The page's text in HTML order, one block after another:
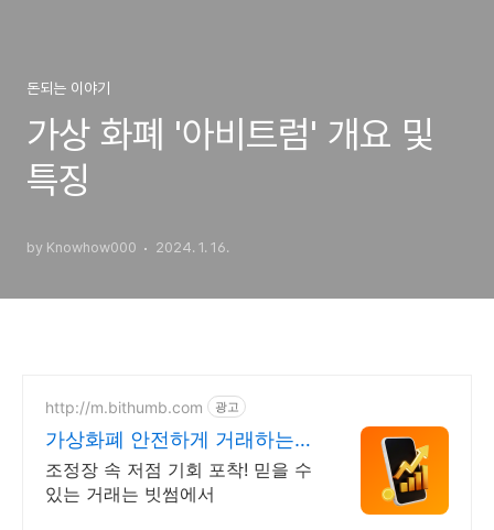
돈되는 이야기
가상 화폐 '아비트럼' 개요 및
특징
by Knowhow000 2024. 1. 16.
http://m.bithumb.com 광고
가상화폐 안전하게 거래하는법
신규 가입 시 5만원 혜택
조정장 속 저점 기회 포착! 믿을 수
있는 거래는 빗썸에서